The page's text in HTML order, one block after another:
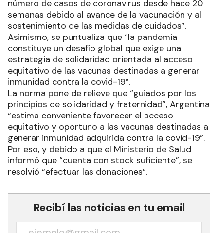
número de casos de coronavirus desde hace 20
semanas debido al avance de la vacunación y al
sostenimiento de las medidas de cuidados”.
Asimismo, se puntualiza que “la pandemia
constituye un desafío global que exige una
estrategia de solidaridad orientada al acceso
equitativo de las vacunas destinadas a generar
inmunidad contra la covid-19”.
La norma pone de relieve que “guiados por los
principios de solidaridad y fraternidad”, Argentina
“estima conveniente favorecer el acceso
equitativo y oportuno a las vacunas destinadas a
generar inmunidad adquirida contra la covid-19”.
Por eso, y debido a que el Ministerio de Salud
informó que “cuenta con stock suficiente”, se
resolvió “efectuar las donaciones”.
Recibí las noticias en tu email